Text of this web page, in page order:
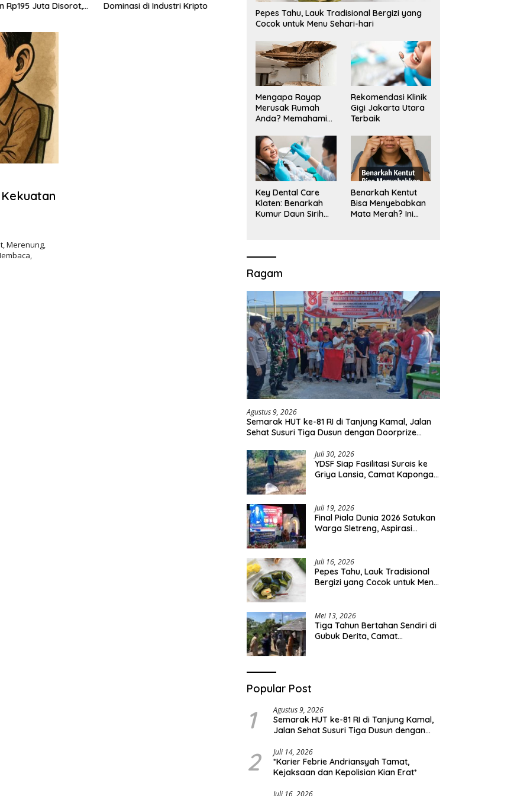
Rp195 Juta Disorot,
Dominasi di Industri Kripto
Rp972 Juta Mengubah
Harapan Anak Berkebutuhan
Dilaporkan LSM PAKAR ke KPK
Merenung,
Pepes Tahu, Lauk Tradisional Bergizi yang
Cocok untuk Menu Sehari-hari
Mengapa Rayap
Merusak Rumah
Anda? Memahami
Killer”
Rekomendasi Klinik
Gigi Jakarta Utara
Terbaik
Key Dental Care
Klaten: Benarkah
Kumur Daun Sirih
Klaten
Benarkah Kentut
Bisa Menyebabkan
Mata Merah? Ini
Ragam
Agustus 9, 2026
Semarak HUT ke-81 RI di Tanjung Kamal, Jalan
Sehat Susuri Tiga Dusun dengan Doorprize
Juli 30, 2026
YDSF Siap Fasilitasi Surais ke
Griya Lansia, Camat Kapongan
Juli 19, 2026
Final Piala Dunia 2026 Satukan
Warga Sletreng, Aspirasi
Juli 16, 2026
Pepes Tahu, Lauk Tradisional
Bergizi yang Cocok untuk Menu
Mei 13, 2026
Tiga Tahun Bertahan Sendiri di
Gubuk Derita, Camat
Popular Post
1 Agustus 9, 2026
Semarak HUT ke-81 RI di Tanjung Kamal,
Jalan Sehat Susuri Tiga Dusun dengan
2 Juli 14, 2026
*Karier Febrie Andriansyah Tamat,
Kejaksaan dan Kepolisian Kian Erat*